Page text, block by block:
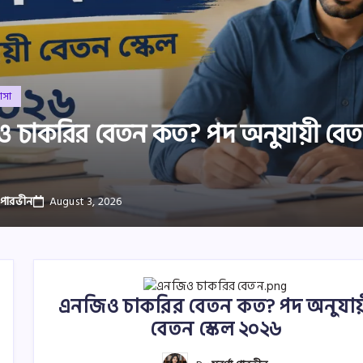
চাকরির বেতন কত? পদ অনুযায়ী
August 3, 2026
এনজিও চাকরির বেতন কত? পদ
বেতন স্কেল ২০২৬